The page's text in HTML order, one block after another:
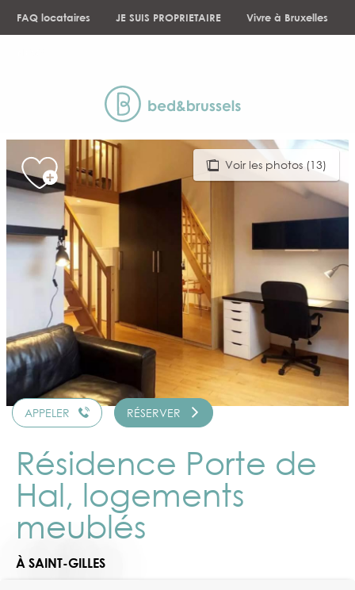
FAQ locataires JE SUIS PROPRIETAIRE Vivre à Bruxelles
Voir les photos (13)
APPELER RÉSERVER
Résidence Porte de
Hal, logements
meublés
À SAINT-GILLES